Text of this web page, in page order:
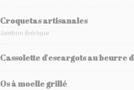
Croquetas artisanales
Jambon ibérique
Cassolette d'escargots au beurre
Os à moelle grillé